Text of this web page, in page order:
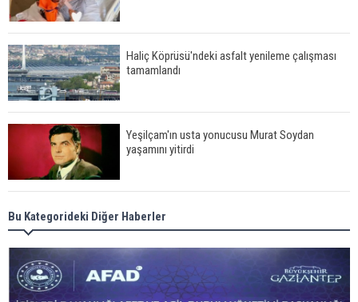
Haliç Köprüsü'ndeki asfalt yenileme çalışması
tamamlandı
Yeşilçam'ın usta yonucusu Murat Soydan
yaşamını yitirdi
Meral Akşener ile Müsavat Dervişoğlu cenazede
görüntülendi
29 Mayıs okullar tatil mi?
Bu Kategorideki Diğer Haberler